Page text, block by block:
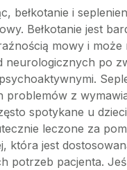
bełkotanie i
Bełkotanie jest
mowy i
neurologicznych po
problemów z
spotykane u
leczone za
która jest
potrzeb pacjenta.